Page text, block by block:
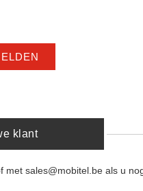
klant
sales@mobitel.be als u